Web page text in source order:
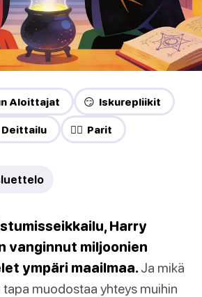
Aloittajat 😏 Iskurepliikit
❤️‍🔥 Parit
Harry
vanginnut miljoonien
ympäri maailmaa. Ja mikä
muodostaa yhteys muihin